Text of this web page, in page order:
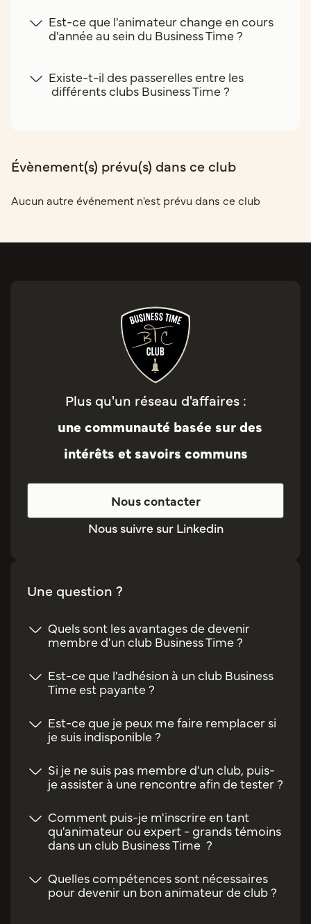
Est-ce que l'animateur change en cours
d'année au sein du Business Time ?
Existe-t-il des passerelles entre les
différents clubs Business Time ?
Évènement(s) prévu(s) dans ce club
Aucun autre événement n'est prévu dans ce club
Plus qu'un réseau d'affaires :
une communauté basée sur des
intérêts et savoirs communs
Nous contacter
Nous suivre sur Linkedin
Une question ?
Quels sont les avantages de devenir
membre d'un club Business Time ?
Est-ce que l'adhésion à un club Business
Time est payante ?
Est-ce que je peux me faire remplacer si
je suis indisponible ?
Si je ne suis pas membre d'un club, puis-
je assister à une rencontre afin de tester ?
Comment puis-je m'inscrire en tant
qu'animateur ou expert - grands témoins
dans un club Business Time ?
Quelles compétences sont nécessaires
pour devenir un bon animateur de club ?